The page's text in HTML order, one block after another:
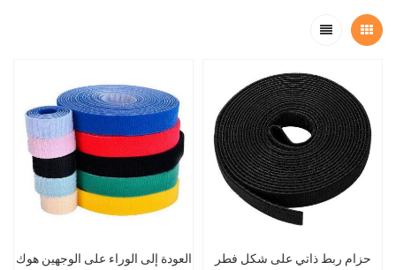
العودة إلى الوراء على الوجهين هوك
حزام ربط ذاتي على شكل فطر